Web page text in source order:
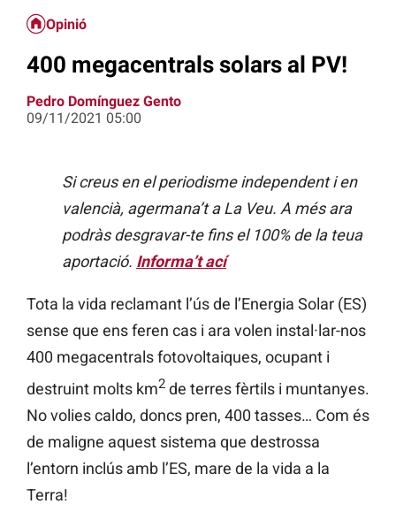
Opinió
400 megacentrals solars al PV!
Pedro Domínguez Gento
09/11/2021 05:00
Si creus en el periodisme independent i en
valencià, agermana’t a La Veu. A més ara
podràs desgravar-te fins el 100% de la teua
aportació. Informa’t ací
Tota la vida reclamant l’ús de l’Energia Solar (ES)
sense que ens feren cas i ara volen instal·lar-nos
400 megacentrals fotovoltaiques, ocupant i
destruint molts km2 de terres fèrtils i muntanyes.
No volies caldo, doncs pren, 400 tasses… Com és
de maligne aquest sistema que destrossa
l’entorn inclús amb l’ES, mare de la vida a la
Terra!